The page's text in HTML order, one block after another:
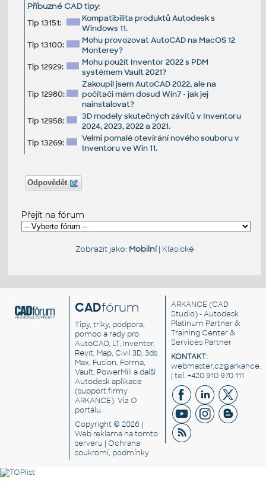
Příbuzné CAD tipy:
Tip 13151:
Kompatibilita produktů Autodesk s
Windows 11.
Tip 13100:
Mohu provozovat AutoCAD na MacOS 12
Monterey?
Tip 12929:
Mohu použít Inventor 2022 s PDM
systémem Vault 2021?
Tip 12980:
Zakoupil jsem AutoCAD 2022, ale na
počítači mám dosud Win7 - jak jej
nainstalovat?
Tip 12958:
3D modely skutečných závitů v Inventoru
2024, 2023, 2022 a 2021.
Tip 13269:
Velmi pomalé otevírání nového souboru v
Inventoru ve Win 11.
Odpovědět
Přejít na fórum
Zobrazit jako: Mobilní| Klasické
CADfórum
Tipy, triky, podpora,
pomoc a rady pro
AutoCAD, LT, Inventor,
Revit, Map, Civil 3D, 3ds
Max, Fusion, Forma,
Vault, PowerMill a další
Autodesk aplikace
(support firmy
ARKANCE). VizO
portálu.
Copyright © 2026 |
Web reklama na tomto
serveru |Ochrana
soukromí, podmínky
ARKANCE (CAD
Studio) - Autodesk
Platinum Partner &
Training Center &
Services Partner
KONTAKT:
| tel. +420 910 970 111